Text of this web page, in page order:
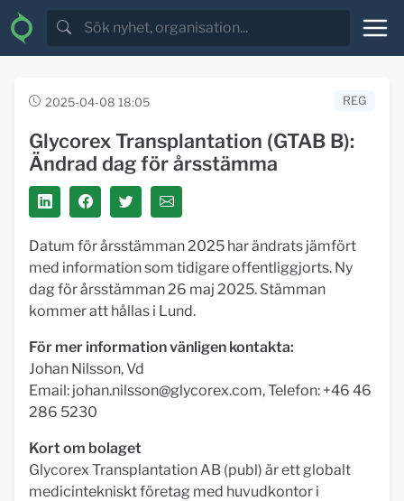
2025-04-08 18:05 REG
Glycorex Transplantation (GTAB B):
Ändrad dag för årsstämma
Datum för årsstämman 2025 har ändrats jämfört
med information som tidigare offentliggjorts. Ny
dag för årsstämman 26 maj 2025. Stämman
kommer att hållas i Lund.
För mer information vänligen kontakta:
Johan Nilsson, Vd
Email: johan.nilsson@glycorex.com, Telefon: +46 46
286 5230
Kort om bolaget
Glycorex Transplantation AB (publ) är ett globalt
medicintekniskt företag med huvudkontor i